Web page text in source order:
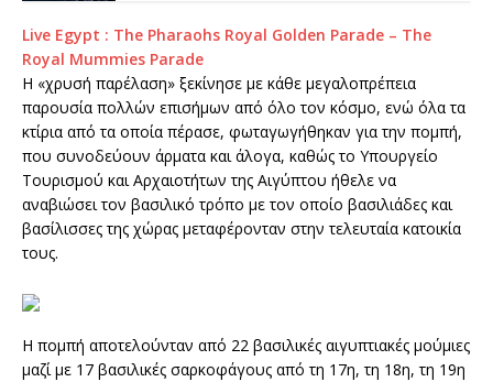
Live Egypt : The Pharaohs Royal Golden Parade – The
Royal Mummies Parade
Η «χρυσή παρέλαση» ξεκίνησε με κάθε μεγαλοπρέπεια
παρουσία πολλών επισήμων από όλο τον κόσμο, ενώ όλα τα
κτίρια από τα οποία πέρασε, φωταγωγήθηκαν για την πομπή,
που συνοδεύουν άρματα και άλογα, καθώς το Υπουργείο
Τουρισμού και Αρχαιοτήτων της Αιγύπτου ήθελε να
αναβιώσει τον βασιλικό τρόπο με τον οποίο βασιλιάδες και
βασίλισσες της χώρας μεταφέρονταν στην τελευταία κατοικία
τους.
Η πομπή αποτελούνταν από 22 βασιλικές αιγυπτιακές μούμιες
μαζί με 17 βασιλικές σαρκοφάγους από τη 17η, τη 18η, τη 19η